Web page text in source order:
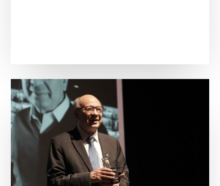
Reconocen
director
mexicano
Alejandro
Pelayo
por
su
trayectoria